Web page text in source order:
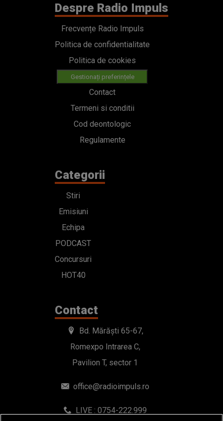
Despre Radio Impuls
Frecvențe Radio Impuls
Politica de confidentialitate
Politica de cookies
Gestionați preferințele
Contact
Termeni si conditii
Cod deontologic
Regulamente
Categorii
Stiri
Emisiuni
Echipa
PODCAST
Concursuri
HOT40
Contact
Bd. Mărăști 65-67,
Romexpo Intrarea C,
Pavilion T, sector 1
office@radioimpuls.ro
LIVE : 0754-222.999